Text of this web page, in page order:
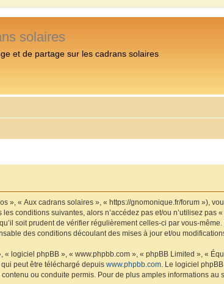
solaires
et de partage sur les cadrans solaires
», « Aux cadrans solaires », « https://gnomonique.fr/forum »),
conditions suivantes, alors n’accédez pas et/ou n’utilisez
soit prudent de vérifier régulièrement celles-ci par vous-
des conditions découlant des mises à jour et/ou
logiciel phpBB », « www.phpbb.com », « phpBB Limited », «
peut être téléchargé depuis www.phpbb.com . Le logiciel
ou conduite permis. Pour de plus amples informations au